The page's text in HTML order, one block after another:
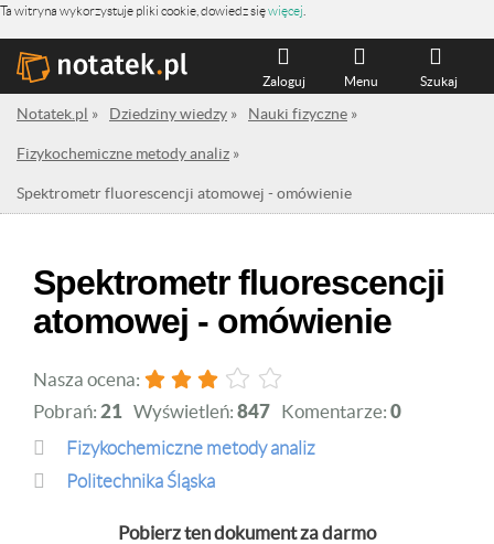
Ta witryna wykorzystuje pliki cookie, dowiedz sięwięcej
Szukaj
Menu
Zaloguj
Notatek.pl » Dziedziny wiedzy » Nauki fizyczne »
Fizykochemiczne metody analiz »
Spektrometr fluorescencji atomowej - omówienie
Spektrometr fluorescencji
atomowej - omówienie
Nasza ocena:
Pobrań: 21 Wyświetleń: 847 Komentarze: 0
Fizykochemiczne metody analiz
Politechnika Śląska
Pobierz ten dokument za darmo